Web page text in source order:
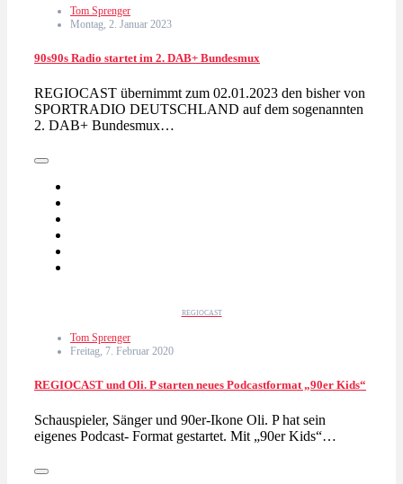
Tom Sprenger
Montag, 2. Januar 2023
90s90s Radio startet im 2. DAB+ Bundesmux
REGIOCAST übernimmt zum 02.01.2023 den bisher von
SPORTRADIO DEUTSCHLAND auf dem sogenannten
2. DAB+ Bundesmux…
REGIOCAST
Tom Sprenger
Freitag, 7. Februar 2020
REGIOCAST und Oli. P starten neues Podcastformat „90er Kids“
Schauspieler, Sänger und 90er-Ikone Oli. P hat sein
eigenes Podcast- Format gestartet. Mit „90er Kids“…